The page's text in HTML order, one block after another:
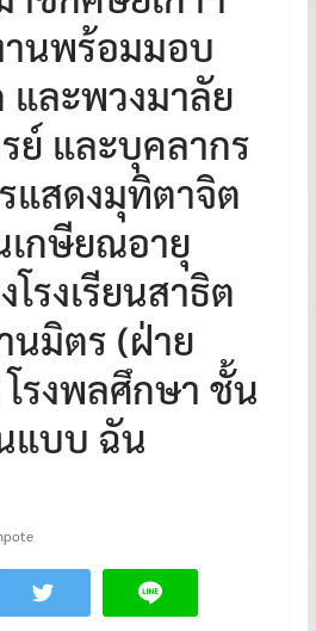
านพร้อมมอบ
และพวงมาลัย
ย์ และบุคลากร
แสดงมุทิตาจิต
เกษียณอายุ
โรงเรียนสาธิต
นมิตร (ฝ่าย
รงพลศึกษา ชั้น
แบบ ฉัน